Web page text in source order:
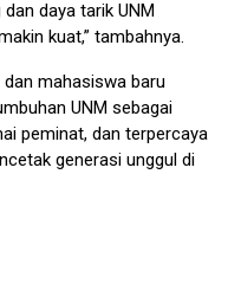
daya tarik UNM
kuat,” tambahnya.
mahasiswa baru
UNM sebagai
peminat, dan terpercaya
generasi unggul di